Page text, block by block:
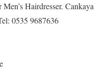
Hairdresser. Cankaya
0535 9687636